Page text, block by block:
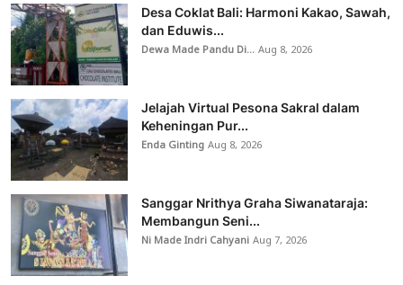
Desa Coklat Bali: Harmoni Kakao, Sawah,
dan Eduwis...
Dewa Made Pandu Di...Aug 8, 2026
Jelajah Virtual Pesona Sakral dalam
Keheningan Pur...
Enda GintingAug 8, 2026
Sanggar Nrithya Graha Siwanataraja:
Membangun Seni...
Ni Made Indri CahyaniAug 7, 2026